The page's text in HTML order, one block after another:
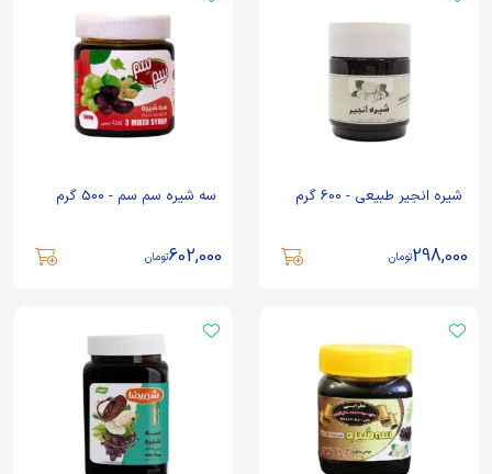
شیره انجیر طبیعی - 600 گرم
298,000تومان
سه شیره سم سم - 500 گرم
602,000تومان